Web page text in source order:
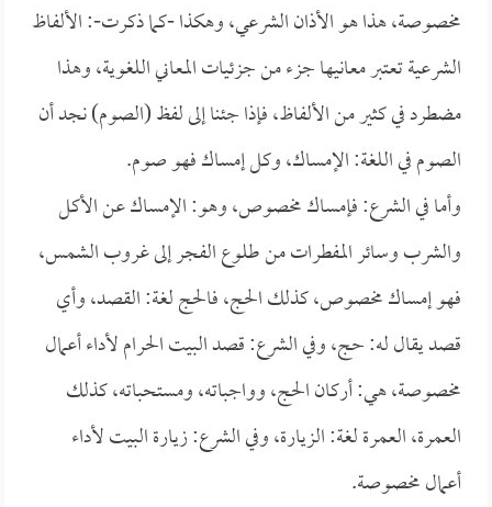
مخصوصة، هذا هو الأذان الشرعي، وهكذا -كما ذكرت-: الألفاظ
الشرعية تعتبر معانيها جزء من جزئيات المعاني اللغوية، وهذا
مضطرد في كثير من الألفاظ، فإذا جئنا إلى لفظ (الصوم) نجد أن
الصوم في اللغة: الإمساك، وكل إمساك فهو صوم.
وأما في الشرع: فإمساك مخصوص، وهو: الإمساك عن الأكل
والشرب وسائر المفطرات من طلوع الفجر إلى غروب الشمس،
فهو إمساك مخصوص، كذلك الحج، فالحج لغة: القصد، وأي
قصد يقال له: حج، وفي الشرع: قصد البيت الحرام لأداء أعمال
مخصوصة، هي: أركان الحج، وواجباته، ومستحباته، كذلك
العمرة، العمرة لغة: الزيارة، وفي الشرع: زيارة البيت لأداء
أعمال مخصوصة.